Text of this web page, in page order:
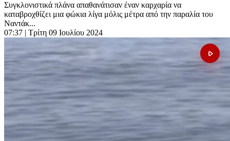
Συγκλονιστικά πλάνα απαθανάτισαν έναν καρχαρία να
καταβροχθίζει μια φώκια λίγα μόλις μέτρα από την παραλία του
Ναντάκ...
07:37 | Τρίτη 09 Ιουλίου 2024